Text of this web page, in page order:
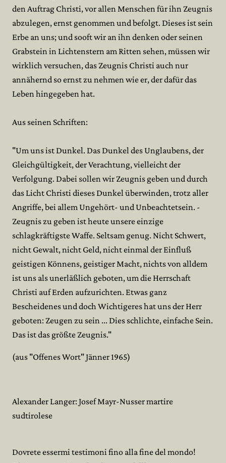
den Auftrag Christi, vor allen Menschen für ihn Zeugnis
abzulegen, ernst genommen und befolgt. Dieses ist sein
Erbe an uns; und sooft wir an ihn denken oder seinen
Grabstein in Lichtenstern am Ritten sehen, müssen wir
wirklich versuchen, das Zeugnis Christi auch nur
annähernd so ernst zu nehmen wie er, der dafür das
Leben hingegeben hat.
Aus seinen Schriften:
"Um uns ist Dunkel. Das Dunkel des Unglaubens, der
Gleichgültigkeit, der Verachtung, vielleicht der
Verfolgung. Dabei sollen wir Zeugnis geben und durch
das Licht Christi dieses Dunkel überwinden, trotz aller
Angriffe, bei allem Ungehört- und Unbeachtetsein. -
Zeugnis zu geben ist heute unsere einzige
schlagkräftigste Waffe. Seltsam genug. Nicht Schwert,
nicht Gewalt, nicht Geld, nicht einmal der Einfluß
geistigen Könnens, geistiger Macht, nichts von alldem
ist uns als unerläßlich geboten, um die Herrschaft
Christi auf Erden aufzurichten. Etwas ganz
Bescheidenes und doch Wichtigeres hat uns der Herr
geboten: Zeugen zu sein ... Dies schlichte, einfache Sein.
Das ist das größte Zeugnis."
(aus "Offenes Wort" Jänner 1965)
Alexander Langer: Josef Mayr-Nusser martire
sudtirolese
Dovrete essermi testimoni fino alla fine del mondo!